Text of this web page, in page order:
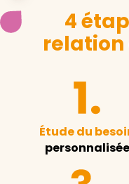
4
relation
Étude du
personnalisée